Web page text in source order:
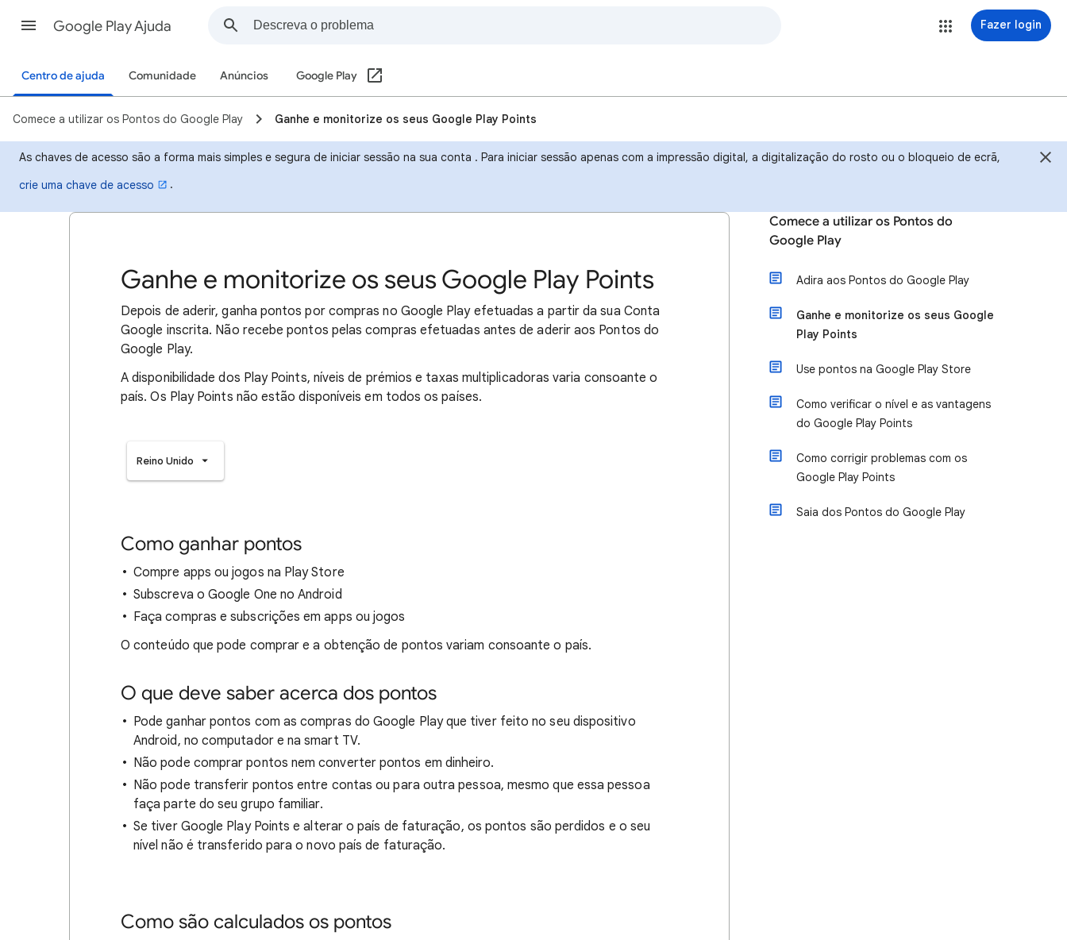
Google Play Ajuda Fazer login
Centro de ajuda Comunidade Anúncios Google Play
Comece a utilizar os Pontos do Google Play Ganhe e monitorize os seus Google Play Points
As chaves de acesso são a forma mais simples e segura de iniciar sessão na sua conta . Para iniciar sessão apenas com a impressão digital, a digitalização do rosto ou o bloqueio de ecrã,
crie uma chave de acesso
.
Ganhe e monitorize os seus Google Play Points
Depois de aderir, ganha pontos por compras no Google Play efetuadas a partir da sua Conta
Google inscrita. Não recebe pontos pelas compras efetuadas antes de aderir aos Pontos do
Google Play.
A disponibilidade dos Play Points, níveis de prémios e taxas multiplicadoras varia consoante o
país. Os Play Points não estão disponíveis em todos os países.
Reino Unido
Como ganhar pontos
Compre apps ou jogos na Play Store
Subscreva o Google One no Android
Faça compras e subscrições em apps ou jogos
O conteúdo que pode comprar e a obtenção de pontos variam consoante o país.
O que deve saber acerca dos pontos
Pode ganhar pontos com as compras do Google Play que tiver feito no seu dispositivo
Android, no computador e na smart TV.
Não pode comprar pontos nem converter pontos em dinheiro.
Não pode transferir pontos entre contas ou para outra pessoa, mesmo que essa pessoa
faça parte do seu grupo familiar.
Se tiver Google Play Points e alterar o país de faturação, os pontos são perdidos e o seu
nível não é transferido para o novo país de faturação.
Como são calculados os pontos
Comece a utilizar os Pontos do
Google Play
Adira aos Pontos do Google Play
Ganhe e monitorize os seus Google
Play Points
Use pontos na Google Play Store
Como verificar o nível e as vantagens
do Google Play Points
Como corrigir problemas com os
Google Play Points
Saia dos Pontos do Google Play